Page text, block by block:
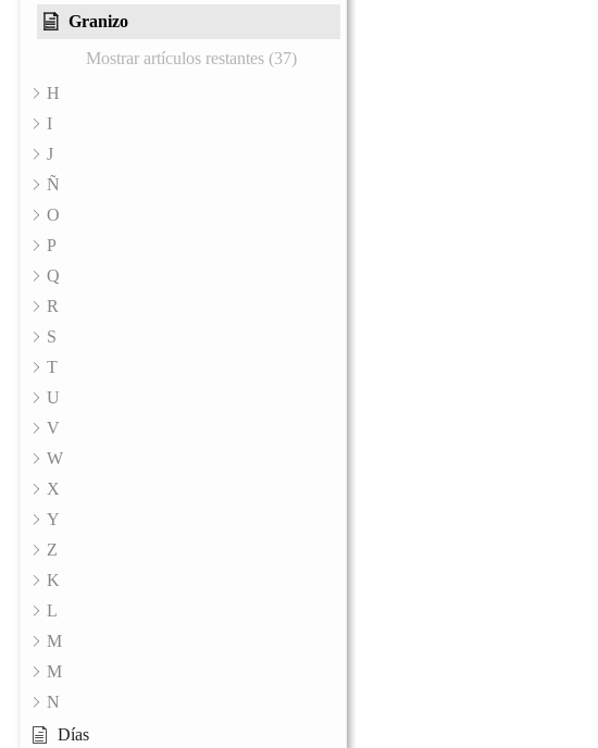
Granizo
Mostrar artículos restantes (37)
H
I
J
Ñ
O
P
Q
R
S
T
U
V
W
X
Y
Z
K
L
M
M
N
Días